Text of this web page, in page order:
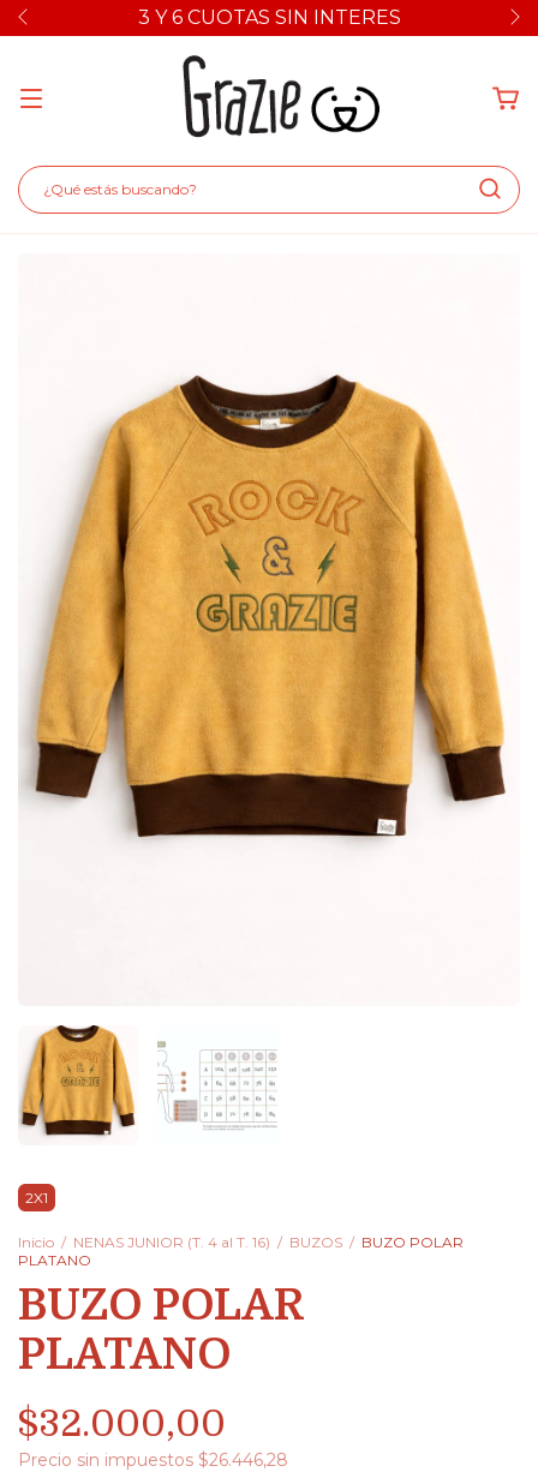
3 Y 6 CUOTAS SIN INTERES
2X1
Inicio / NENAS JUNIOR (T. 4 al T. 16) / BUZOS / BUZO POLAR
PLATANO
BUZO POLAR
PLATANO
$32.000,00
Precio sin impuestos $26.446,28